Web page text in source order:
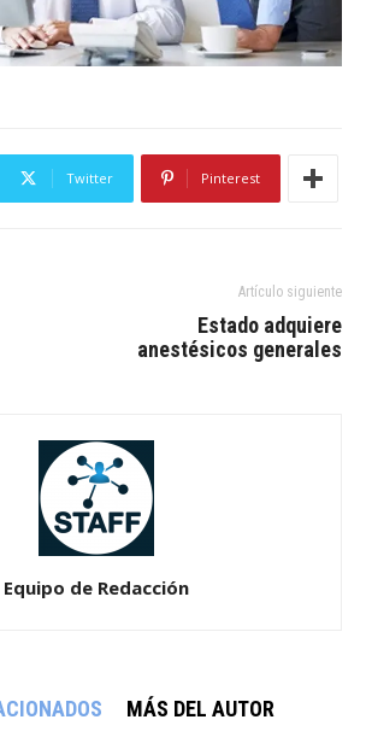
Twitter Pinterest
Artículo siguiente
Estado adquiere
anestésicos generales
Equipo de Redacción
MÁS DEL AUTOR